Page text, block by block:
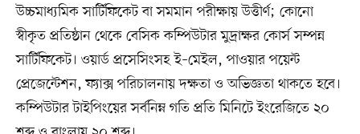
উচ্চমাধ্যমিক সার্টিফিকেট বা সমমান পরীক্ষায় উত্তীর্ণ; কোনো
স্বীকৃত প্রতিষ্ঠান থেকে বেসিক কম্পিউটার মুদ্রাক্ষর কোর্স সম্পন্ন
সার্টিফিকেট। ওয়ার্ড প্রসেসিংসহ ই–মেইল, পাওয়ার পয়েন্ট
প্রেজেন্টেশন, ফ্যাক্স পরিচালনায় দক্ষতা ও অভিজ্ঞতা থাকতে হবে।
কম্পিউটার টাইপিংয়ের সর্বনিম্ন গতি প্রতি মিনিটে ইংরেজিতে ২০